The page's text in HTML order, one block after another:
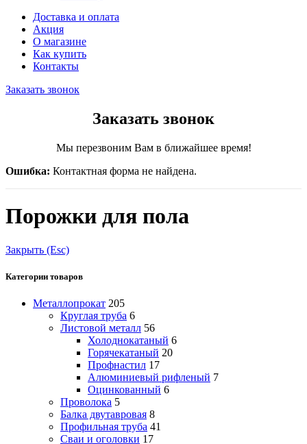
Доставка и оплата
Акция
О магазине
Как купить
Контакты
Заказать звонок
Заказать звонок
Мы перезвоним Вам в ближайшее время!
Ошибка: Контактная форма не найдена.
Порожки для пола
Закрыть (Esc)
Категории товаров
Металлопрокат 205
Круглая труба 6
Листовой металл 56
Холоднокатаный 6
Горячекатаный 20
Профнастил 17
Алюминиевый рифленый 7
Оцинкованный 6
Проволока 5
Балка двутавровая 8
Профильная труба 41
Сваи и оголовки 17